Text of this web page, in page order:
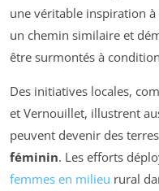
une véritable inspiration
un chemin similaire et
être surmontés à
Des initiatives locales,
et Vernouillet, illustrent
peuvent devenir des terres
féminin. Les efforts
femmes en milieu rural